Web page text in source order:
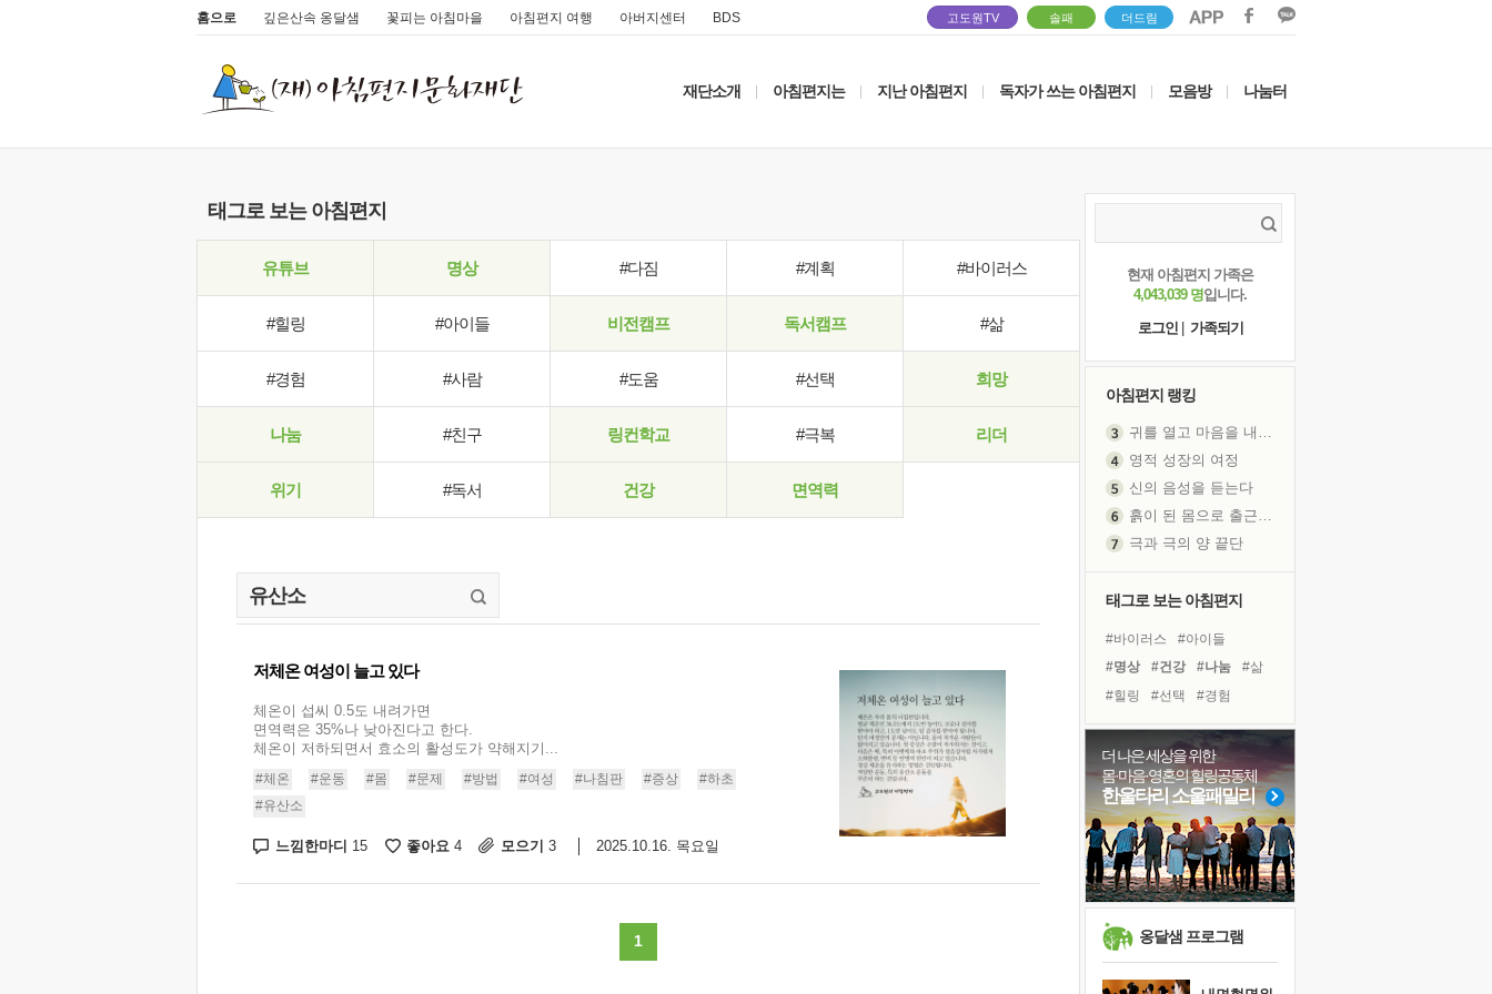
홈으로 깊은산속 옹달샘 꽃피는 아침마을 아침편지 여행 아버지센터 BDS 고도원TV 솔패 더드림
재단소개 아침편지는 지난 아침편지 독자가 쓰는 아침편지 모음방 나눔터
태그로 보는 아침편지
유튜브 명상 #다짐 #계획 #바이러스
#힐링 #아이들 비전캠프 독서캠프 #삶
#경험 #사람 #도움 #선택 희망
나눔 #친구 링컨학교 #극복 리더
위기 #독서 건강 면역력
저체온 여성이 늘고 있다
체온이 섭씨 0.5도 내려가면
면역력은 35%나 낮아진다고 한다.
체온이 저하되면서 효소의 활성도가 약해지기...
#체온 #운동 #몸 #문제 #방법 #여성 #나침판 #증상
#하초
#유산소
느낌한마디 15 좋아요 4 모으기 3 2025.10.16. 목요일
1
현재 아침편지 가족은
4,043,039 명입니다.
로그인
가족되기
아침편지 랭킹
귀를 열고 마음을 내어주고
영적 성장의 여정
신의 음성을 듣는다
흙이 된 몸으로 출근하는 여자
극과 극의 양 끝단
아픈 아버지를 위한 공간 설계
슬럼프
보고 싶은 어머니
유년 시절의 부산 영도 바다
못된 꼰대들
너무 황홀한 꽃들이여!
희망이란
'모른다'는 것
태그로 보는 아침편지
#바이러스
#아이들
#명상
#건강 #나눔
#삶
#힐링
#선택
#경험
#사람
#친구
#도움
#리더
#위기
#링컨학교
#비전캠프
#유튜브
#다짐
#독서캠프
#희망
#극복
더 나은 세상을 위한
몸·마음·영혼의 힐링공동체
한울타리 소울패밀리
옹달샘 프로그램